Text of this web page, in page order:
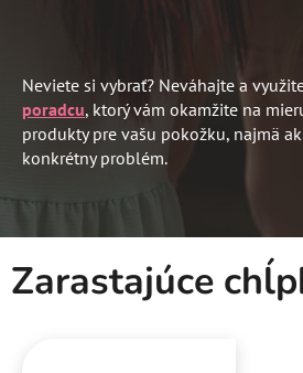
Neviete si vybrať? Neváhajte a
poradcu, ktorý vám okamžite na
produkty pre vašu pokožku, najmä
konkrétny problém.
Zarastajúce